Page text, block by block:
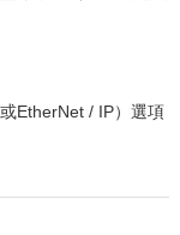
或EtherNet / IP）選項